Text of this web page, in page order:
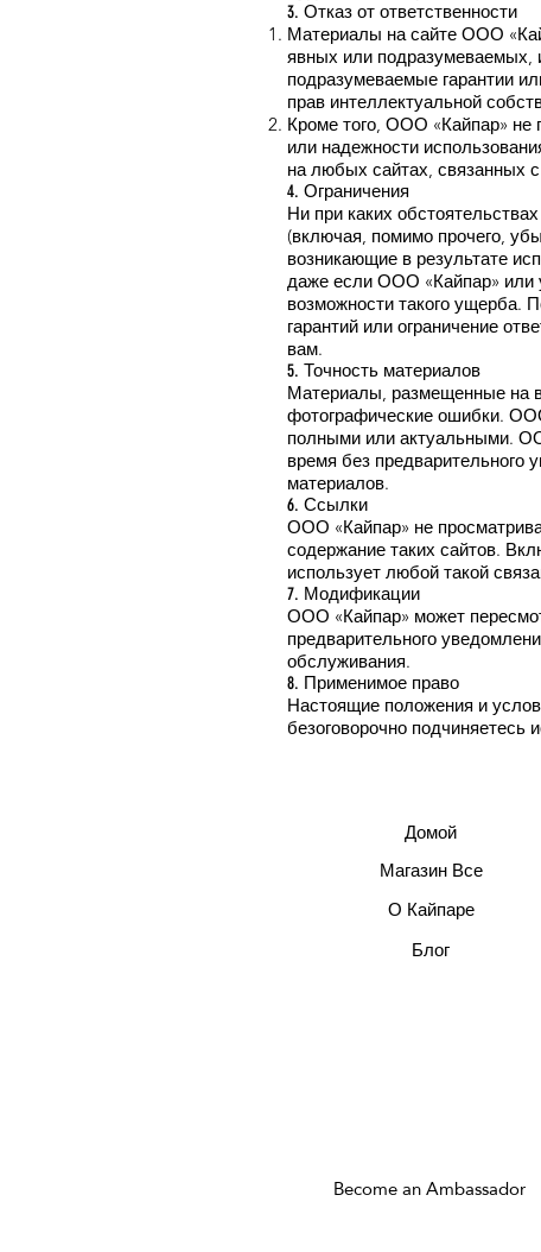
3. Отказ от ответственности
Материалы на сайте ООО
явных или подразумеваемых,
подразумеваемые гарантии
прав интеллектуальной
Кроме того, ООО «Кайпар» не
или надежности
на любых сайтах, связанных
4. Ограничения
Ни при каких
(включая, помимо прочего,
возникающие в результате
даже если ООО «Кайпар» или
возможности такого ущерба.
гарантий или ограничение
вам.
5. Точность материалов
Материалы, размещенные на
фотографические ошибки.
полными или актуальными.
время без предварительного
материалов.
6. Ссылки
ООО «Кайпар» не
содержание таких сайтов.
использует любой такой
7. Модификации
ООО «Кайпар» может
предварительного
обслуживания.
8. Применимое право
Настоящие положения и
безоговорочно
Домой
Магазин Все
О Кайпаре
Блог
Become an Ambassador